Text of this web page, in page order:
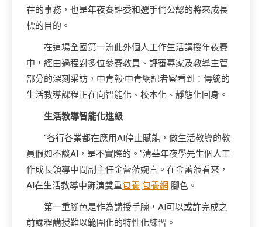
在的事務，也是年夜賽評委和選手們公認的將來成長
標的目的。
在這場全國第一流此外個人工作生活講授年夜賽
中，經由過程對多位參賽教員、評審專家及教導主管
部分的深刻采訪，中青報·中青網記者察看到：傳統的
生活教導課程正在向智能化、校本化、靜態化回身。
生活教導智能化進級
“各行各業都在應用AI停止賦能，做生活教導的教
員假如不談AI，是不實際的。”清華年夜學先生個人工
作成長領導中間副主任金蕾蒞婉言。在金蕾蒞看來，
AI在生活教導中飾演雙重包養 包養網 腳色。
第一重腳色是作為講授手腕，AI可以或許完成之
前課程講授難以範圍化的特性化練習。